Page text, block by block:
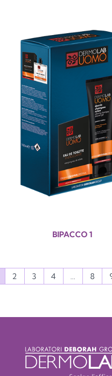
BIPACCO 1
2 3 4 8